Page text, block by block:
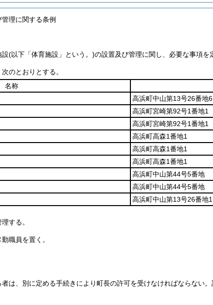
理に関する条例
設(以下「体育施設」という。)の設置及び管理に関し、必要な事項を
のとおりとする。
名称
高浜町中山第13号26番地6
高浜町宮崎第92号1番地1
高浜町宮崎第92号1番地1
高浜町高森1番地1
高浜町高森1番地1
高浜町高森1番地1
高浜町中山第44号5番地
高浜町中山第44号5番地
高浜町中山第13号26番地1
する。
職員を置く。
は、別に定める手続きにより町長の許可を受けなければならない。